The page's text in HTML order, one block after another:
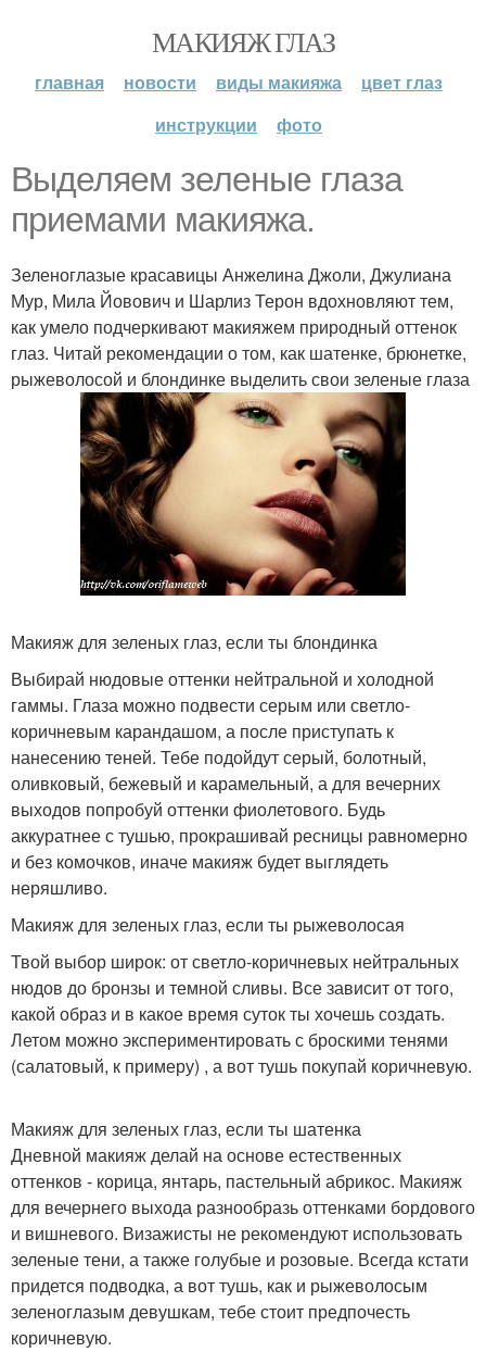
МАКИЯЖ ГЛАЗ
главная новости виды макияжа
цвет глаз
инструкции
фото
Выделяем зеленые глаза
приемами макияжа.
Зеленоглазые красавицы Анжелина Джоли, Джулиана
Мур, Мила Йовович и Шарлиз Терон вдохновляют тем,
как умело подчеркивают макияжем природный оттенок
глаз. Читай рекомендации о том, как шатенке, брюнетке,
рыжеволосой и блондинке выделить свои зеленые глаза
Макияж для зеленых глаз, если ты блондинка
Выбирай нюдовые оттенки нейтральной и холодной
гаммы. Глаза можно подвести серым или светло-
коричневым карандашом, а после приступать к
нанесению теней. Тебе подойдут серый, болотный,
оливковый, бежевый и карамельный, а для вечерних
выходов попробуй оттенки фиолетового. Будь
аккуратнее с тушью, прокрашивай ресницы равномерно
и без комочков, иначе макияж будет выглядеть
неряшливо.
Макияж для зеленых глаз, если ты рыжеволосая
Твой выбор широк: от светло-коричневых нейтральных
нюдов до бронзы и темной сливы. Все зависит от того,
какой образ и в какое время суток ты хочешь создать.
Летом можно экспериментировать с броскими тенями
(салатовый, к примеру) , а вот тушь покупай коричневую.
Макияж для зеленых глаз, если ты шатенка
Дневной макияж делай на основе естественных
оттенков - корица, янтарь, пастельный абрикос. Макияж
для вечернего выхода разнообразь оттенками бордового
и вишневого. Визажисты не рекомендуют использовать
зеленые тени, а также голубые и розовые. Всегда кстати
придется подводка, а вот тушь, как и рыжеволосым
зеленоглазым девушкам, тебе стоит предпочесть
коричневую.